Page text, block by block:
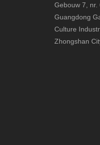
Gebouw 7, nr.
Guangdong
Culture
Zhongshan